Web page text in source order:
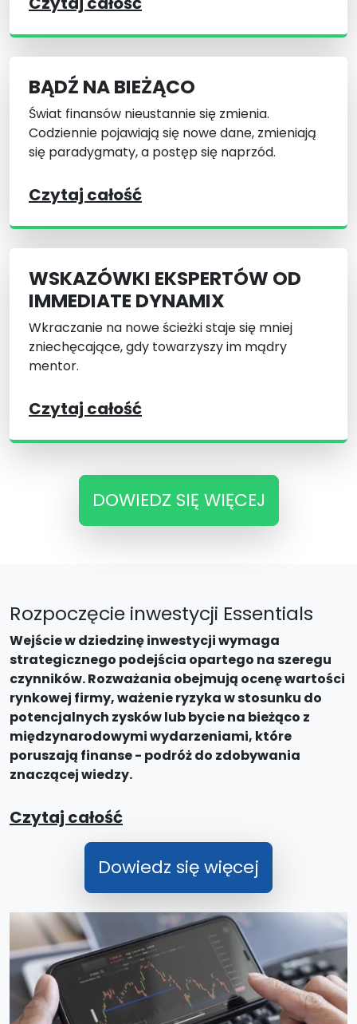
BĄDŹ NA BIEŻĄCO
Świat finansów nieustannie się zmienia.
Codziennie pojawiają się nowe dane, zmieniają
się paradygmaty, a postęp się naprzód.
Czytaj całość
WSKAZÓWKI EKSPERTÓW OD
IMMEDIATE DYNAMIX
Wkraczanie na nowe ścieżki staje się mniej
zniechęcające, gdy towarzyszy im mądry
mentor.
Czytaj całość
DOWIEDZ SIĘ WIĘCEJ
Rozpoczęcie inwestycji Essentials
Wejście w dziedzinę inwestycji wymaga
strategicznego podejścia opartego na szeregu
czynników. Rozważania obejmują ocenę wartości
rynkowej firmy, ważenie ryzyka w stosunku do
potencjalnych zysków lub bycie na bieżąco z
międzynarodowymi wydarzeniami, które
poruszają finanse - podróż do zdobywania
znaczącej wiedzy.
Czytaj całość
Dowiedz się więcej